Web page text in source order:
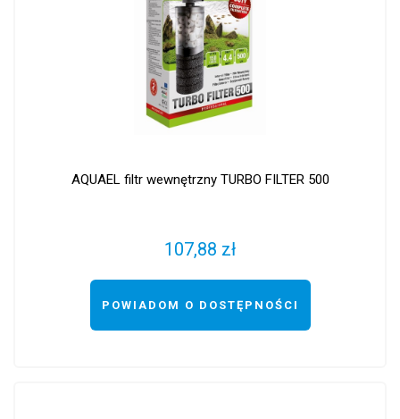
AQUAEL filtr wewnętrzny TURBO FILTER 500
107,88 zł
POWIADOM O DOSTĘPNOŚCI